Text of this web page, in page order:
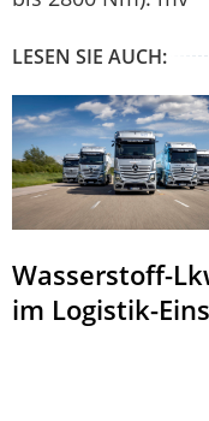
LESEN SIE AUCH:
Wasserstoff-
im Logistik-